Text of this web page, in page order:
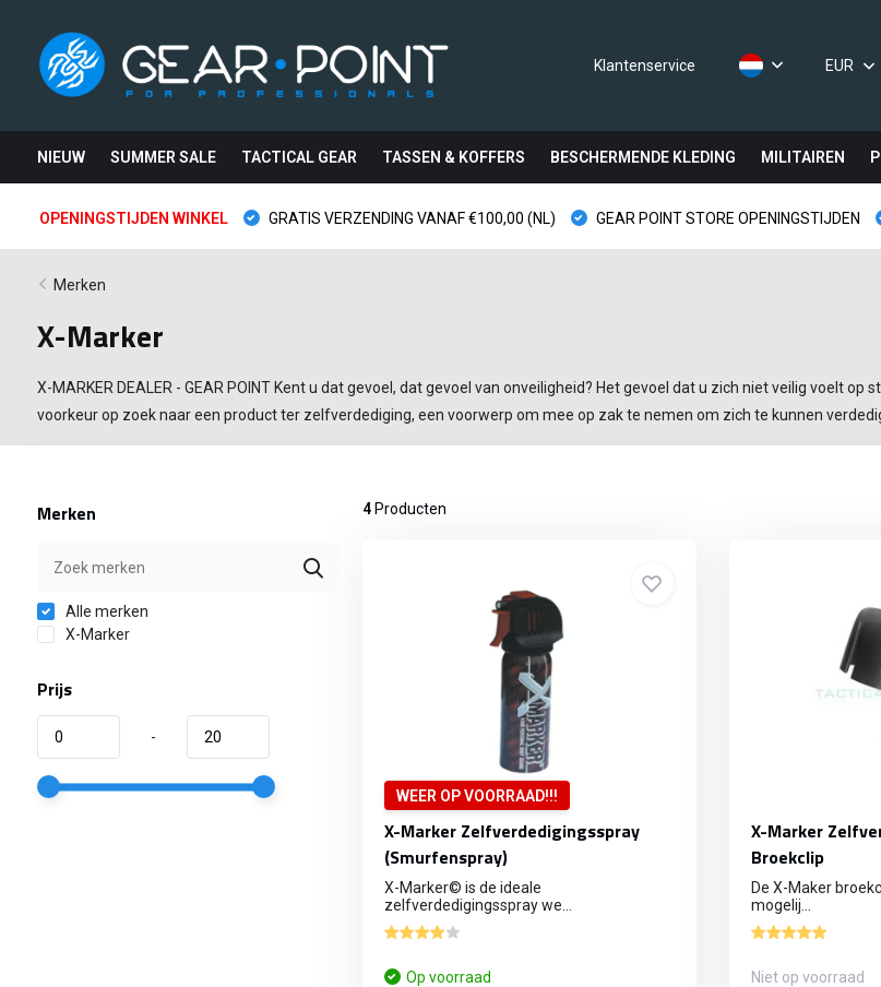
Klantenservice EUR
NIEUW SUMMER SALE TACTICAL GEAR TASSEN & KOFFERS BESCHERMENDE KLEDING MILITAIREN
OPENINGSTIJDEN WINKEL GRATIS VERZENDING VANAF €100,00 (NL) GEAR POINT STORE OPENINGSTIJDEN
Merken
X-Marker
X-MARKER DEALER - GEAR POINT Kent u dat gevoel, dat gevoel van onveiligheid? Het gevoel dat u zich niet veilig voelt
voorkeur op zoek naar een product ter zelfverdediging, een voorwerp om mee op zak te nemen om zich te kunnen
Merken
Alle merken
X-Marker
Prijs
-
4Producten
WEER OP VOORRAAD!!!
X-Marker Zelfverdedigingsspray
(Smurfenspray)
X-Marker© is de ideale
zelfverdedigingsspray we...
Op voorraad
X-Marker
Broekclip
De X-Maker
mogelij...
Niet op voorraad